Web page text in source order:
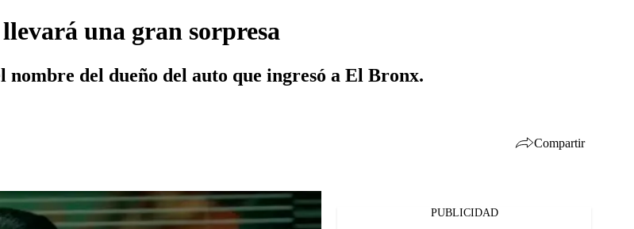
una gran sorpresa
del dueño del auto que ingresó a El Bronx.
Compartir
Facebook
PUBLICIDAD